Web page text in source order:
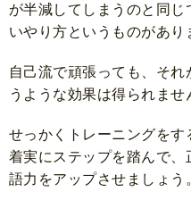
が半減してしまうのと同
いやり方というものがあり
自己流で頑張っても、そ
うような効果は得られませ
せっかくトレーニングを
着実にステップを踏んで
語力をアップさせましょう